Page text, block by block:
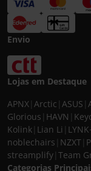
Envio
Lojas em Destaque
APNX Arctic ASUS
Glorious HAVN
Kolink Lian Li
noblechairs NZXT
streamplify Team
Categorias